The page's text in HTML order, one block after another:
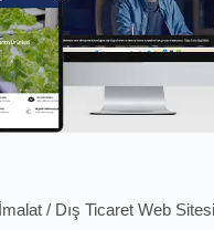
/ Dış Ticaret Web